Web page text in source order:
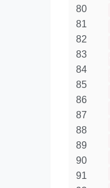
80
81
82
83
84
85
86
87
88
89
90
91